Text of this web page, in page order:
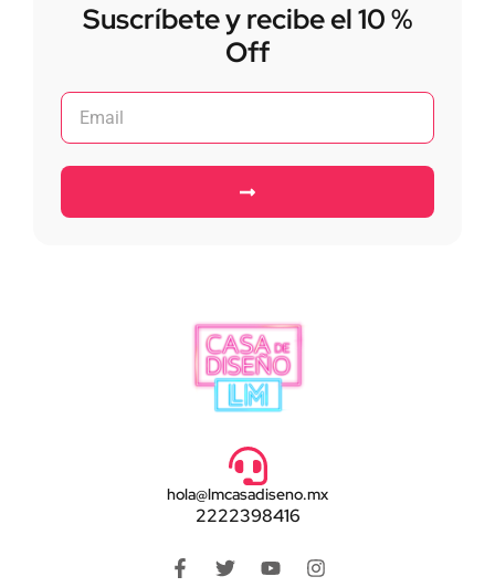
Suscríbete y recibe el 10 %
Off
hola@lmcasadiseno.mx
2222398416